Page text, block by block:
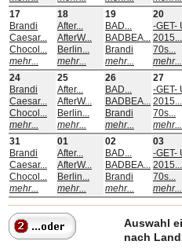
17
Brandi
Caesar...
Chocol...
mehr...
18
After...
AfterW...
Berlin...
mehr...
19
BAD...
BADBEA...
Brandi
mehr...
20
-GET-
2015...
70s...
mehr...
24
Brandi
Caesar...
Chocol...
mehr...
25
After...
AfterW...
Berlin...
mehr...
26
BAD...
BADBEA...
Brandi
mehr...
27
-GET-
2015...
70s...
mehr...
31
Brandi
Caesar...
Chocol...
mehr...
01
After...
AfterW...
Berlin...
mehr...
02
BAD...
BADBEA...
Brandi
mehr...
03
-GET-
2015...
70s...
mehr...
Auswahl
nach